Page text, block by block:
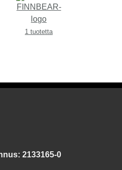
1 tuotetta
2133165-0